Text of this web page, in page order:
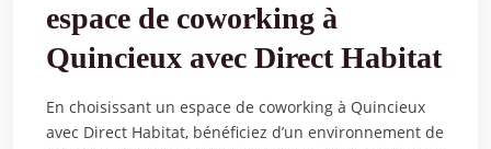
espace de coworking à
Quincieux avec Direct Habitat
En choisissant un espace de coworking à Quincieux
avec Direct Habitat, bénéficiez d’un environnement de